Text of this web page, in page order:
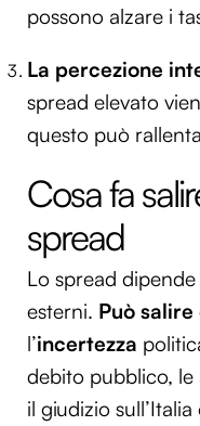
possono alzare i
La percezione
spread elevato
questo può
Cosa fa
spread
Lo spread
esterni. Può salire
l’incertezza
debito pubblico, le
il giudizio